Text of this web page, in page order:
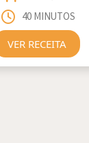
40 MINUTOS
VER RECEITA